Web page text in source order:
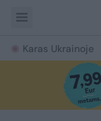
Karas Ukrainoje